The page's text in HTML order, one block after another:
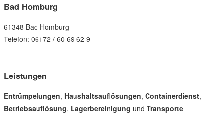
Bad Homburg
61348 Bad Homburg
Telefon: 06172 / 60 69 62 9
Leistungen
Entrümpelungen, Haushaltsauflösungen, Containerdienst,
Betriebsauflösung, Lagerbereinigung und Transporte